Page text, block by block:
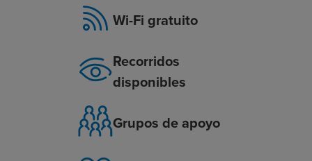
Wi-Fi gratuito
Recorridos
disponibles
Grupos de apoyo